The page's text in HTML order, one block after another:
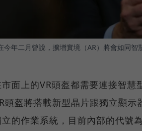
今年二月曾說，擴增實境（AR）將會如同智
面上的VR頭盔都需要連接智
頭盔將搭載新型晶片跟獨立顯
立的作業系統，目前內部的代